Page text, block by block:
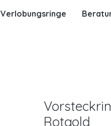
Verlobungsringe
Rotgold